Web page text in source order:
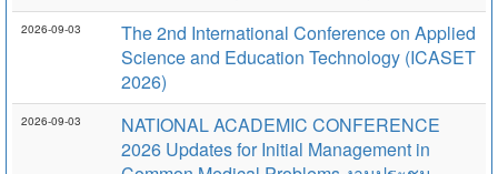
2026-09-03
The 2nd International Conference on Applied
Science and Education Technology (ICASET
2026)
2026-09-03
NATIONAL ACADEMIC CONFERENCE
2026 Updates for Initial Management in